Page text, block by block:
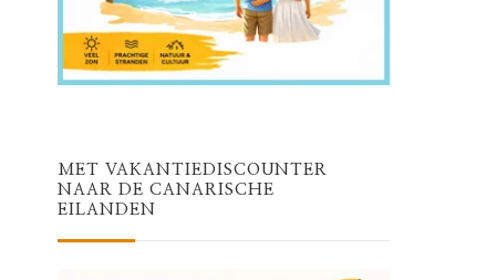
MET VAKANTIEDISCOUNTER
NAAR DE CANARISCHE
EILANDEN